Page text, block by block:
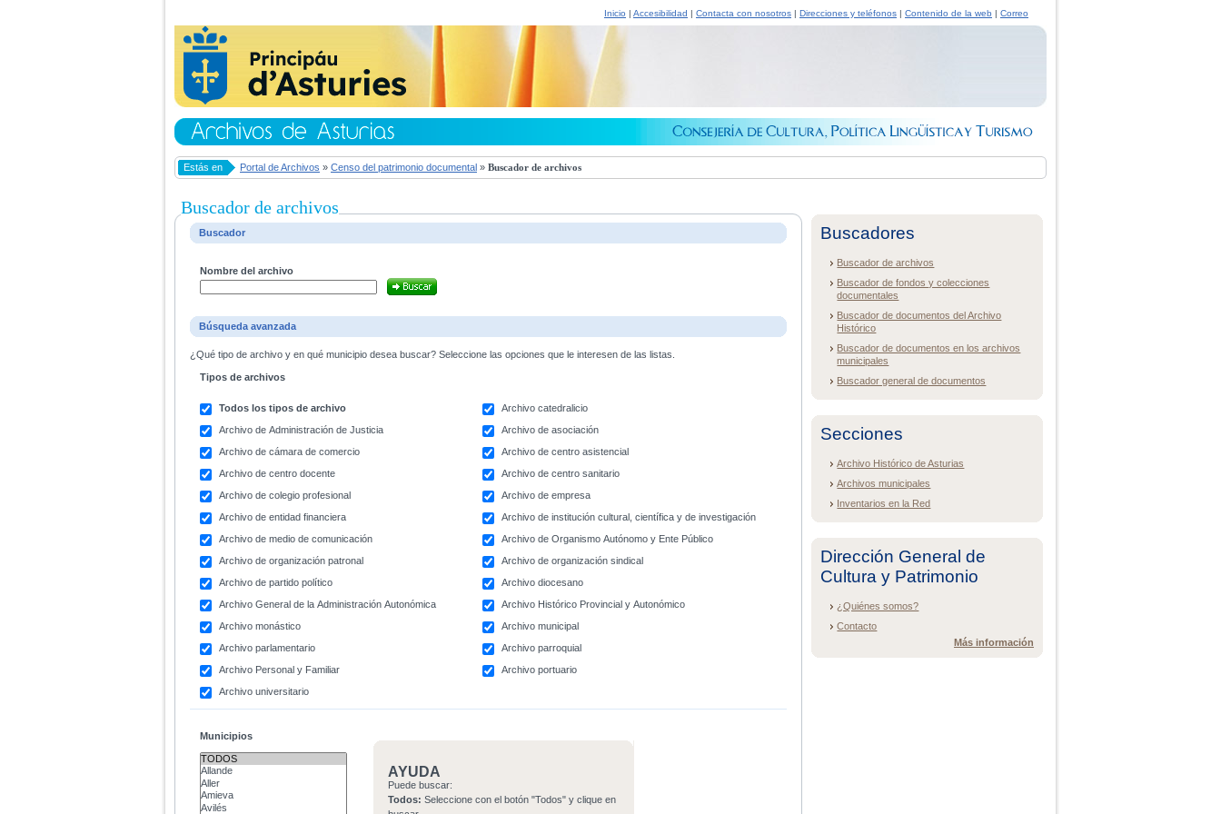
Inicio | Accesibilidad | Contacta con nosotros | Direcciones y teléfonos | Contenido de la web | Correo
Estás en Portal de Archivos » Censo del patrimonio documental » Buscador de archivos
Buscador de archivos
Buscador
Nombre del archivo
Búsqueda avanzada
¿Qué tipo de archivo y en qué municipio desea buscar? Seleccione las opciones que le interesen de las listas.
Tipos de archivos
Todos los tipos de archivo
Archivo catedralicio
Archivo de Administración de Justicia
Archivo de asociación
Archivo de cámara de comercio
Archivo de centro asistencial
Archivo de centro docente
Archivo de centro sanitario
Archivo de colegio profesional
Archivo de empresa
Archivo de entidad financiera
Archivo de institución cultural, científica y de investigación
Archivo de medio de comunicación
Archivo de Organismo Autónomo y Ente Público
Archivo de organización patronal
Archivo de organización sindical
Archivo de partido político
Archivo diocesano
Archivo General de la Administración Autonómica
Archivo Histórico Provincial y Autonómico
Archivo monástico
Archivo municipal
Archivo parlamentario
Archivo parroquial
Archivo Personal y Familiar
Archivo portuario
Archivo universitario
Municipios
AYUDA
Puede buscar:
Todos: Seleccione con el botón "Todos" y clique en
Buscadores
Buscador de archivos
Buscador de fondos y colecciones
documentales
Buscador de documentos del Archivo
Histórico
Buscador de documentos en los archivos
municipales
Buscador general de documentos
Secciones
Archivo Histórico de Asturias
Archivos municipales
Inventarios en la Red
Dirección General de
Cultura y Patrimonio
¿Quiénes somos?
Contacto
Más información